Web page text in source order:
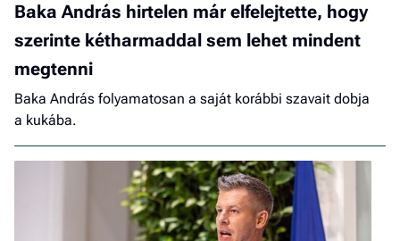
Baka András hirtelen már elfelejtette, hogy
szerinte kétharmaddal sem lehet mindent
megtenni
Baka András folyamatosan a saját korábbi szavait dobja
a kukába.